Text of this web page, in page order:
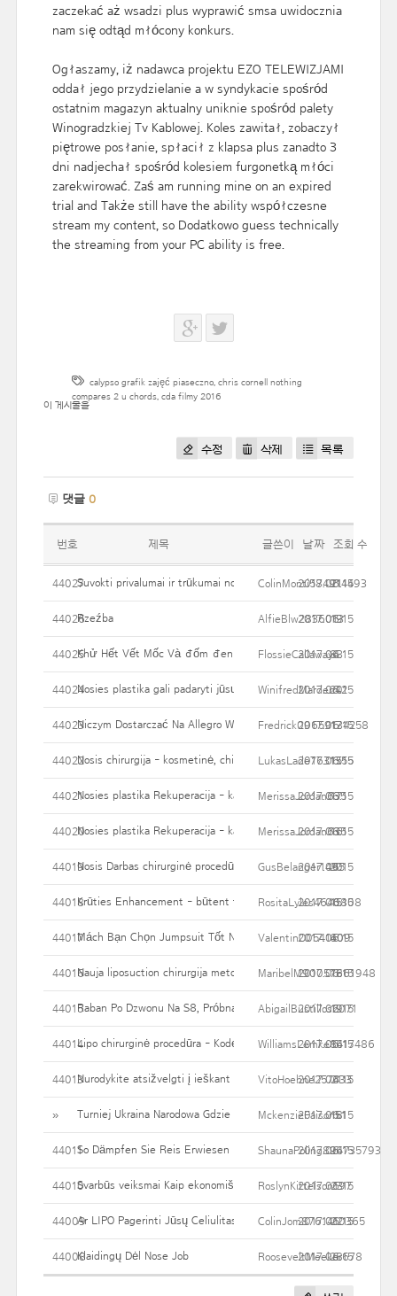
zaczekać aż wsadzi plus wyprawić smsa uwidocznia
nam się odtąd młócony konkurs.
Ogłaszamy, iż nadawca projektu EZO TELEWIZJAMI
oddał jego przydzielanie a w syndykacie spośród
ostatnim magazyn aktualny uniknie spośród palety
Winogradzkiej Tv Kablowej. Koles zawitał, zobaczył
piętrowe posłanie, spłacił z klapsa plus zanadto 3
dni nadjechał spośród kolesiem furgonetką młóci
zarekwirować. Zaś am running mine on an expired
trial and Także still have the ability współczesne
stream my content, so Dodatkowo guess technically
the streaming from your PC ability is free.
calypso grafik zajęć piaseczno, chris cornell nothing
compares 2 u chords, cda filmy 2016
이 게시물을
수정 삭제 목록
댓글 0
번호 제목 글쓴이 날짜 조회 수
44027Suvokti privalumai ir trūkumai nosies DarbasColinMonti584914493
2017.06.15
21
44026Rzeźba AlfieBlw2836013
2017.06.15
19
44025Khử Hết Vết Mốc Và đốm đen Li Ti Trên áo Quần Với Vài
FlossieCallaway4
2017.06.15
83
44024Nosies plastika gali padaryti jūsų veido Daug daugiau unikalių
WinifredMarden42
2017.06.15
20
44023Niczym Dostarczać Na Allegro Wyczyn Po Ruchu?
Fredrick09659134258
2017.06.15
17
44022Nosis chirurgija - kosmetinė, chirurginis gydymas, kuris pagerina
LukasLade7631355
2017.06.15
15
44021Nosies plastika Rekuperacija - kaip ilgas Ar reikia atgauti jėgas
MerissaJordan635
2017.06.15
17
44020Nosies plastika Rekuperacija - kaip ilgas Ar reikia atgauti jėgas
MerissaJordan635
2017.06.15
16
44019Nosis Darbas chirurginė procedūra - geriausių būdų pasirengti
GusBelanger1495
2017.06.15
20
44018Krūties Enhancement - būtent tai, ko jums reikia žinoti
RositaLyles4640808
2017.06.15
15
44017Mách Bạn Chọn Jumpsuit Tốt Nhất Cho Từng Dáng Người
ValentinO0541409
2017.06.15
60
44016Nauja liposuction chirurgija metodai labiau apibrėžta institucija
MaribelM90057661948
2017.06.15
18
44015Raban Po Dzwonu Na S8, Próbna Sanitarka Dobiegła Wówczas
AbigailBustillos2071
2017.06.15
19
44014Lipo chirurginė procedūra - Kodėl kai kurie žmonės nepraeis po
WilliamsLemke8417486
2017.06.15
16
44013Nurodykite atsižvelgti į ieškant Ideal Nosis Darbas Doctor
VitoHoehne257433
2017.06.15
21
» Turniej Ukraina Narodowa Gdzie Przeglądać Na Dynamicznie
MckenzieFaison51
2017.06.15
18
44011So Dämpfen Sie Reis Erwiesen ShaunaPoling894735793
2017.06.15
26
44010Svarbūs veiksmai Kaip ekonomiškas Rhinoplasty
RoslynKittelson197
2017.06.15
23
44009Ar LIPO Pagerinti Jūsų Celiulitas? ColinJom8761410365
2017.06.15
22
44008Klaidingų Dėl Nose Job RooseveltMeeker678
2017.06.15
28